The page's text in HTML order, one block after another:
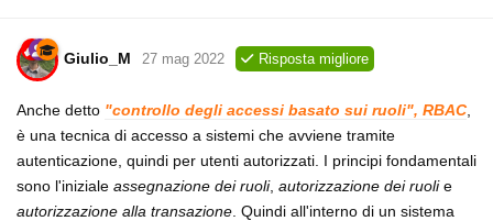
Giulio_M 27 mag 2022 Risposta migliore
Anche detto "controllo degli accessi basato sui ruoli", RBAC
è una tecnica di accesso a sistemi che avviene tramite
autenticazione, quindi per utenti autorizzati. I principi fondamentali
sono l'iniziale assegnazione dei ruoli, autorizzazione dei ruolie
autorizzazione alla transazione . Quindi all'interno di un sistema